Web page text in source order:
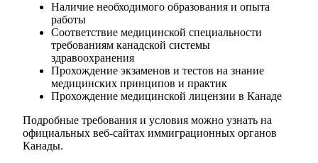
Наличие необходимого образования и опыта
работы
Соответствие медицинской специальности
требованиям канадской системы
здравоохранения
Прохождение экзаменов и тестов на знание
медицинских принципов и практик
Прохождение медицинской лицензии в Канаде
Подробные требования и условия можно узнать на
официальных веб-сайтах иммиграционных органов
Канады.